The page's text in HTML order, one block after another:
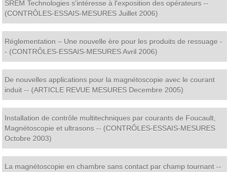
SREM Technologies s'intéresse à l'exposition des opérateurs --
(CONTRÔLES-ESSAIS-MESURES Juillet 2006)
Réglementation – Une nouvelle ère pour les produits de ressuage -
- (CONTRÔLES-ESSAIS-MESURES Avril 2006)
De nouvelles applications pour la magnétoscopie avec le courant
induit -- (ARTICLE REVUE MESURES Decembre 2005)
Installation de contrôle multitechniques par courants de Foucault,
Magnétoscopie et ultrasons -- (CONTRÔLES-ESSAIS-MESURES
Octobre 2003)
La magnétoscopie en chambre sans contact par champ tournant --